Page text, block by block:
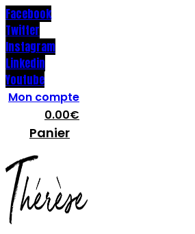
Facebook
Twitter
Instagram
Linkedin
Youtube
Mon compte
0.00€
Panier